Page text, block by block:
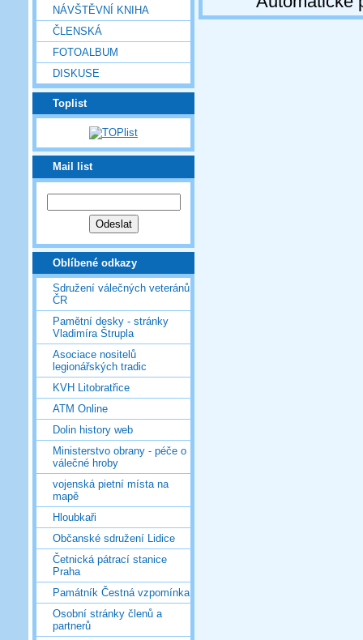
NÁVŠTĚVNÍ KNIHA
ČLENSKÁ
FOTOALBUM
DISKUSE
Toplist
Mail list
Oblíbené odkazy
Sdružení válečných veteránů
ČR
Pamětní desky - stránky
Vladimíra Štrupla
Asociace nositelů
legionářských tradic
KVH Litobratřice
ATM Online
Dolin history web
Ministerstvo obrany - péče o
válečné hroby
vojenská pietní místa na
mapě
Hloubkaři
Občanské sdružení Lidice
Četnická pátrací stanice
Praha
Památník Čestná vzpomínka
Osobní stránky členů a
partnerů